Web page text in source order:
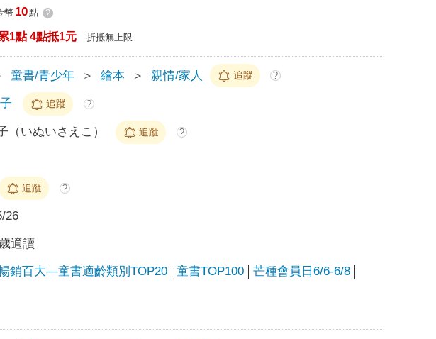
幣 10點 ?
1點 4點抵1元 折抵無上限
童書/青少年 ＞ 繪本 ＞ 親情/家人 追蹤 ?
追蹤 ?
（いぬいさえこ） 追蹤 ?
追蹤 ?
26
適讀
銷百大—童書適齡類別TOP20 童書TOP100 芒種會員日6/6-6/8